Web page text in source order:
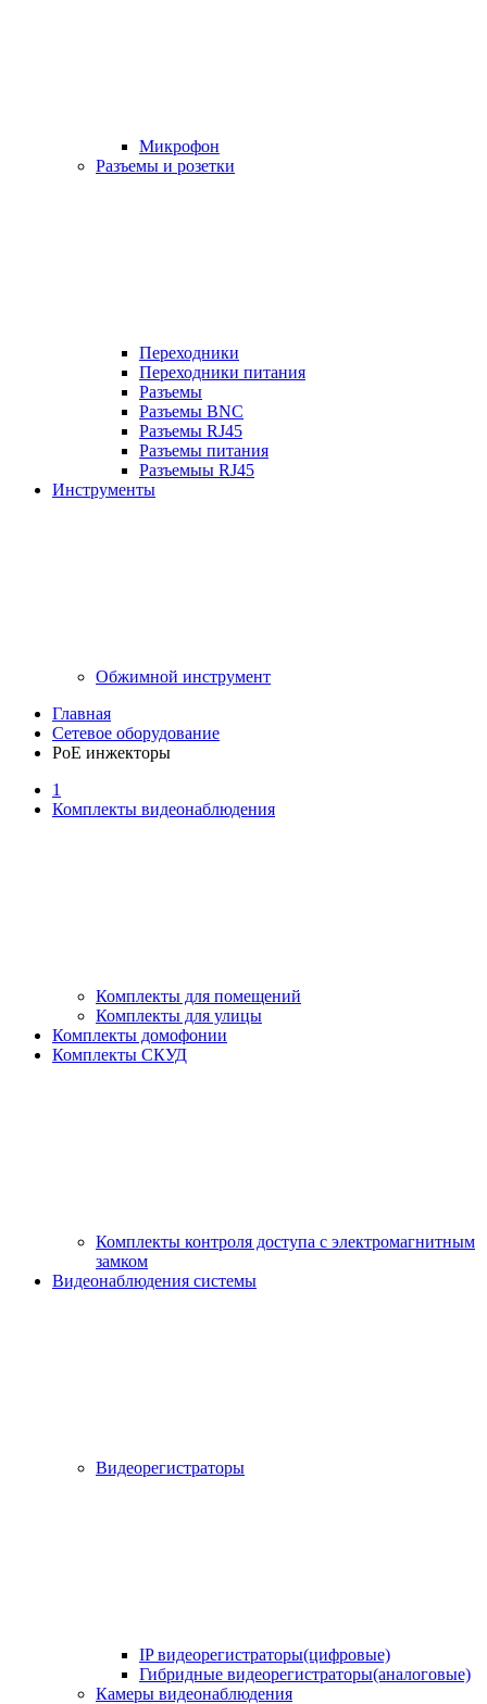
Микрофон
Разъемы и розетки
Переходники
Переходники питания
Разъемы
Разъемы BNC
Разъемы RJ45
Разъемы питания
Разъемыы RJ45
Инструменты
Обжимной инструмент
Главная
Сетевое оборудование
PoE инжекторы
1
Комплекты видеонаблюдения
Комплекты для помещений
Комплекты для улицы
Комплекты домофонии
Комплекты СКУД
Комплекты контроля доступа с электромагнитным
замком
Видеонаблюдения системы
Видеорегистраторы
IP видеорегистраторы(цифровые)
Гибридные видеорегистраторы(аналоговые)
Камеры видеонаблюдения